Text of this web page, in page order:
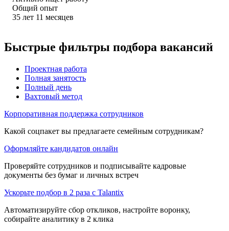
Общий опыт
35 лет 11 месяцев
Быстрые фильтры подбора вакансий
Проектная работа
Полная занятость
Полный день
Вахтовый метод
Корпоративная поддержка сотрудников
Какой соцпакет вы предлагаете семейным сотрудникам?
Оформляйте кандидатов онлайн
Проверяйте сотрудников и подписывайте кадровые
документы без бумаг и личных встреч
Ускорьте подбор в 2 раза с Talantix
Автоматизируйте сбор откликов, настройте воронку,
собирайте аналитику в 2 клика